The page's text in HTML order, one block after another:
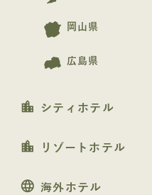
岡山県
広島県
location_city シティホテル
location_city リゾートホテル
language 海外ホテル